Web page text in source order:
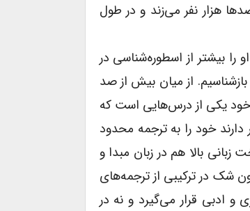
هزار نفر می‌زند و در طول
را بیشتر از اسطوره‌شناسی در
از میان بیش از صد
خود یکی از درس‌هایی است که
خود را به ترجمه محدود
بالا هم در زبان مبدا و
شک در ترکیبی از ترجمه‌های
ادبی قرار می‌گیرد و نه در